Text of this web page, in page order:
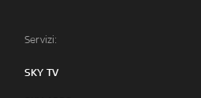
Servizi:
SKY TV